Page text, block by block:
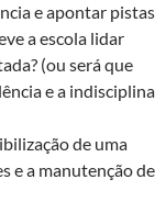
e apontar pistas
a escola lidar
(ou será que
e a indisciplina
de uma
e a manutenção de